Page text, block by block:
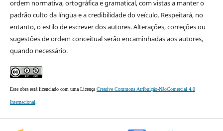
ordem normativa, ortográfica e gramatical, com vistas a manter o
padrão culto da língua e a credibilidade do veículo. Respeitará, no
entanto, o estilo de escrever dos autores. Alterações, correções ou
sugestões de ordem conceitual serão encaminhadas aos autores,
quando necessário.
Este obra está licenciado com uma Licença Creative Commons Atribuição-NãoComercial 4.0
Internacional